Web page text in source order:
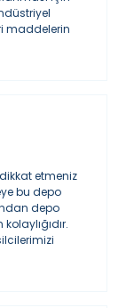
maddelerin
etmeniz
bu depo
depo